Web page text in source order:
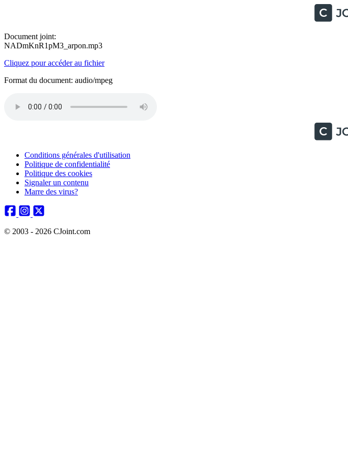
Document joint:
NADmKnR1pM3_arpon.mp3
Cliquez pour accéder au fichier
Format du document: audio/mpeg
Conditions générales d'utilisation
Politique de confidentialité
Politique des cookies
Signaler un contenu
Marre des virus?
© 2003 - 2026 CJoint.com